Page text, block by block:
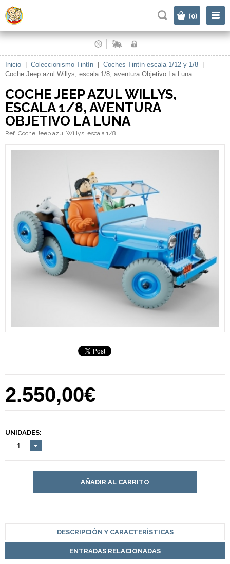
(0)
Inicio Coleccionismo Tintín Coches Tintín escala 1/12 y 1/8
Coche Jeep azul Willys, escala 1/8, aventura Objetivo La Luna
COCHE JEEP AZUL WILLYS,
ESCALA 1/8, AVENTURA
OBJETIVO LA LUNA
Ref. Coche Jeep azul Willys, escala 1/8
2.550,00€
UNIDADES:
1
AÑADIR AL CARRITO
DESCRIPCIÓN Y CARACTERÍSTICAS
ENTRADAS RELACIONADAS